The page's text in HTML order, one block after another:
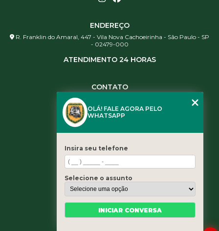
ENDEREÇO
R. Franklin do Amaral, 447 - Vila Nova Cachoeirinha - São Paulo - SP
- 02479-000
ATENDIMENTO 24 HORAS
CONTATO
(11) 3461-5871
contato@leaoservicos.com.br
Home
Quem somos
Serviços
Blog
OLÁ! FALE AGORA PELO
WHATSAPP
Insira seu telefone
Selecione o assunto
INICIAR CONVERSA